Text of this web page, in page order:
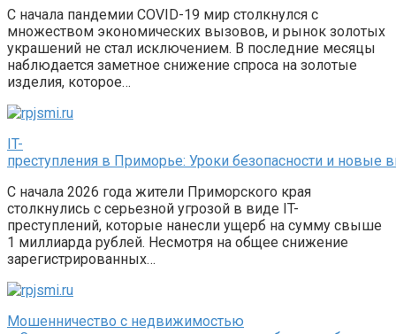
С начала пандемии COVID-19 мир столкнулся с
множеством экономических вызовов, и рынок золотых
украшений не стал исключением. В последние месяцы
наблюдается заметное снижение спроса на золотые
изделия, которое…
IT-
преступления в Приморье: Уроки безопасности и новые
С начала 2026 года жители Приморского края
столкнулись с серьезной угрозой в виде IT-
преступлений, которые нанесли ущерб на сумму свыше
1 миллиарда рублей. Несмотря на общее снижение
зарегистрированных…
Мошенничество с недвижимостью